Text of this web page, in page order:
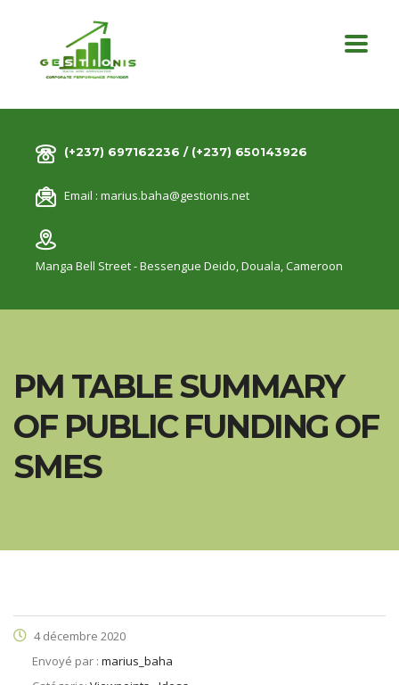
(+237) 697162236 / (+237) 650143926
Email : marius.baha@gestionis.net
Manga Bell Street - Bessengue Deido,Douala, Cameroon
PM TABLE SUMMARY
OF PUBLIC FUNDING OF
SMES
4 décembre 2020
Envoyé par : marius_baha